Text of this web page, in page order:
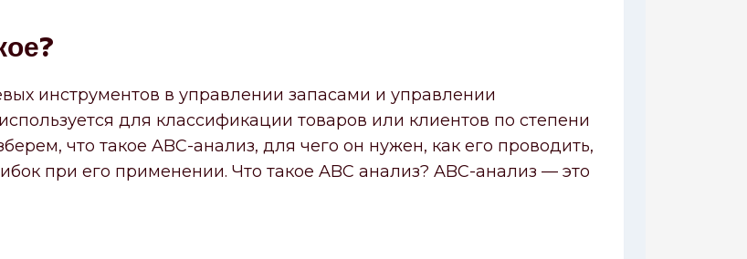
инструментов в управлении запасами и управлении
для классификации товаров или клиентов по степени
что такое ABC-анализ, для чего он нужен, как его проводить,
при его применении. Что такое ABC анализ? ABC-анализ — это